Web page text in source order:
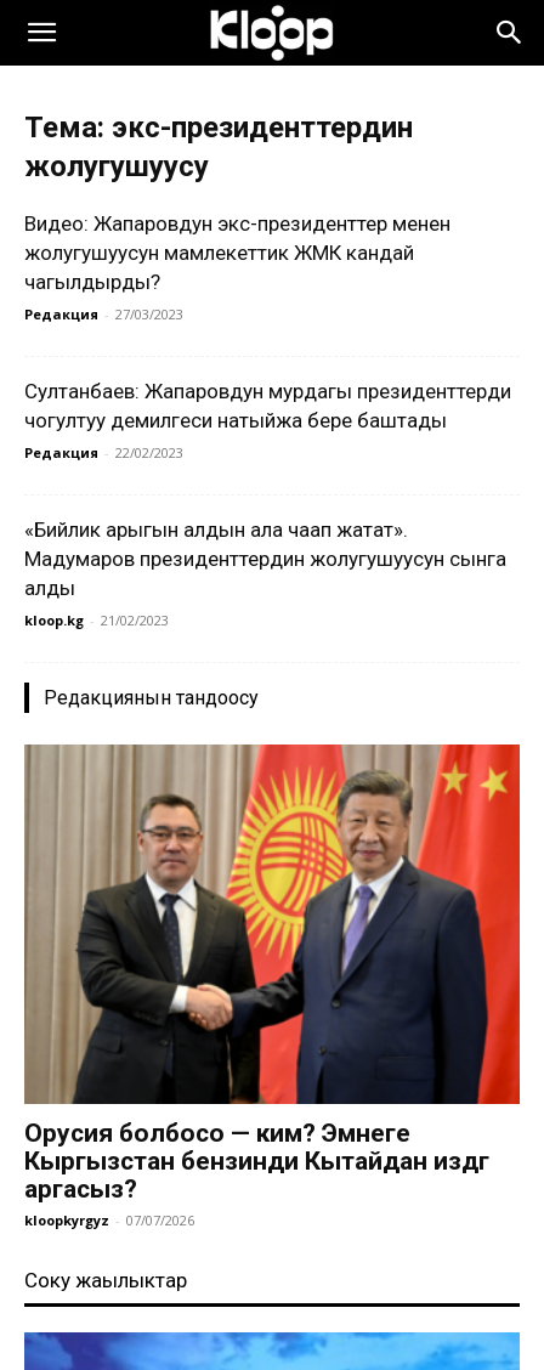
Тема: экс-президенттердин
жолугушуусу
Видео: Жапаровдун экс-президенттер менен
жолугушуусун мамлекеттик ЖМК кандай
чагылдырды?
Редакция - 27/03/2023
Султанбаев: Жапаровдун мурдагы президенттерди
чогултуу демилгеси натыйжа бере баштады
Редакция - 22/02/2023
«Бийлик арыгын алдын ала чаап жатат».
Мадумаров президенттердин жолугушуусун сынга
алды
kloop.kg - 21/02/2023
Редакциянын тандоосу
Орусия болбосо — ким? Эмнеге
Кыргызстан бензинди Кытайдан издөөгө
аргасыз?
kloopkyrgyz - 07/07/2026
Соңку жаңылыктар